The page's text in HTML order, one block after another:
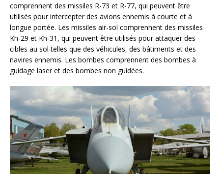
comprennent des missiles R-73 et R-77, qui peuvent être
utilisés pour intercepter des avions ennemis à courte et à
longue portée. Les missiles air-sol comprennent des missiles
Kh-29 et Kh-31, qui peuvent être utilisés pour attaquer des
cibles au sol telles que des véhicules, des bâtiments et des
navires ennemis. Les bombes comprennent des bombes à
guidage laser et des bombes non guidées.